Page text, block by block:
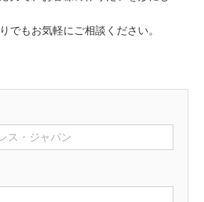
でもお気軽にご相談ください。